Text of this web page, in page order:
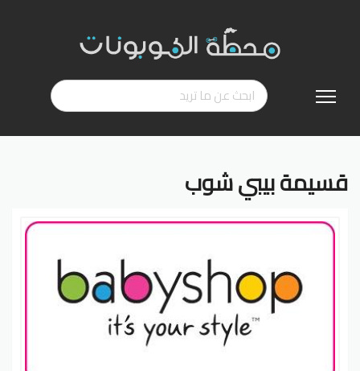
إلى
قسيمة بيبي شوب